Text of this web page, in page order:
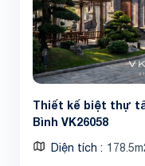
Thiết kế biệt thự
Bình VK26058
Diện tích